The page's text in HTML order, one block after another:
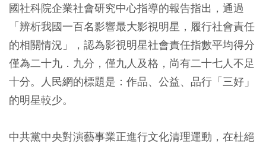
國社科院企業社會研究中心指導的報告指出，通過
「辨析我國一百名影響最大影視明星，履行社會責任
的相關情況」，認為影視明星社會責任指數平均得分
僅為二十九．九分，僅九人及格，尚有二十七人不足
十分。人民網的標題是：作品、公益、品行「三好」
的明星較少。
中共黨中央對演藝事業正進行文化清理運動，在杜絕